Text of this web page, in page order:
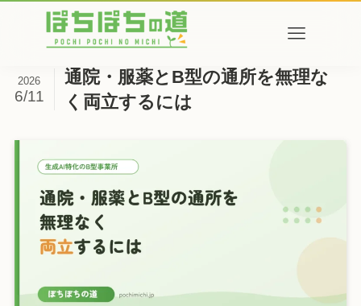
通院・服薬とB型の通所を無理な
く両立するには
2026
6/11